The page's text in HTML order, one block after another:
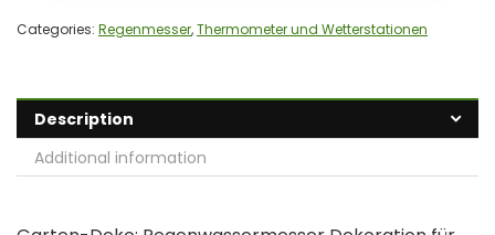
Categories: Regenmesser,Thermometer und Wetterstationen
Description
Additional information